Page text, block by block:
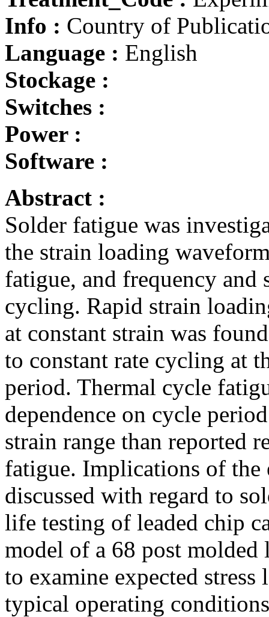
Info : Country of
Language : English
Stockage :
Switches :
Power :
Software :
Abstract :
Solder fatigue was
the strain loading
fatigue, and frequency and
cycling. Rapid strain
at constant strain was
to constant rate cycling at
period. Thermal cycle
dependence on cycle
strain range than reported
fatigue. Implications of
discussed with regard to
life testing of leaded chip
model of a 68 post molded
to examine expected
typical operating